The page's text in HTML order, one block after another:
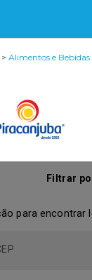
> Alimentos e Bebidas